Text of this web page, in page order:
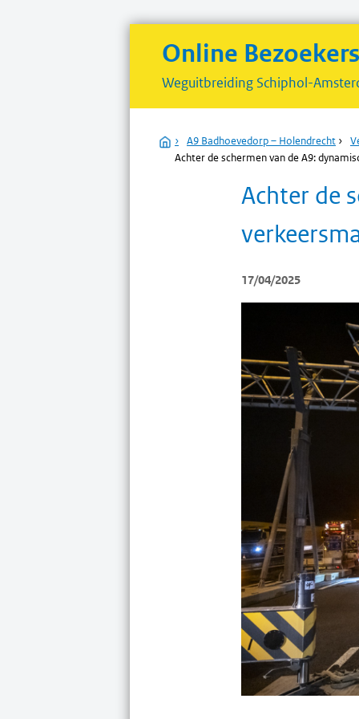
Online
Weguitbreiding Schiphol-
Home
› A9 Badhoevedorp – Holendrecht ›
Achter de schermen van de A9:
Achter de
17/04/2025